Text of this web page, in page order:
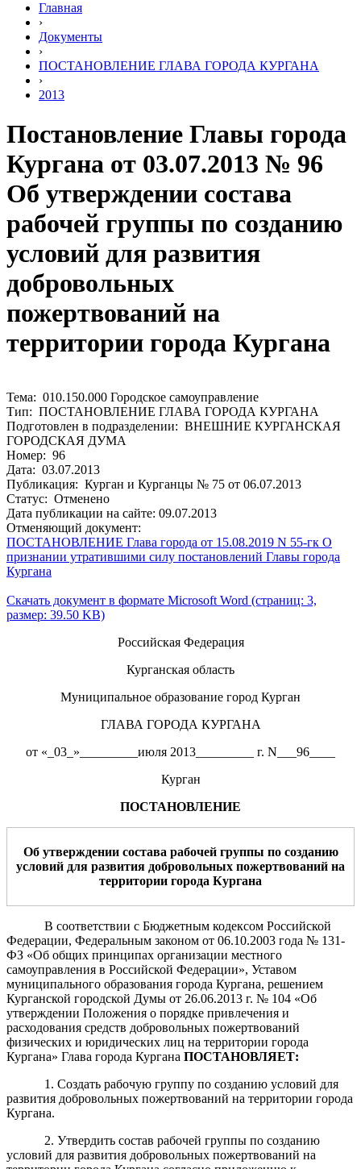
Главная
›
Документы
›
ПОСТАНОВЛЕНИЕ ГЛАВА ГОРОДА КУРГАНА
›
2013
Постановление Главы города
Кургана от 03.07.2013 № 96
Об утверждении состава
рабочей группы по созданию
условий для развития
добровольных
пожертвований на
территории города Кургана
Тема: 010.150.000 Городское самоуправление
Тип: ПОСТАНОВЛЕНИЕ ГЛАВА ГОРОДА КУРГАНА
Подготовлен в подразделении: ВНЕШНИЕ КУРГАНСКАЯ
ГОРОДСКАЯ ДУМА
Номер: 96
Дата: 03.07.2013
Публикация: Курган и Курганцы № 75 от 06.07.2013
Статус: Отменено
Дата публикации на сайте: 09.07.2013
Отменяющий документ:
ПОСТАНОВЛЕНИЕ Глава города от 15.08.2019 N 55-гк О
признании утратившими силу постановлений Главы города
Кургана
Скачать документ в формате Microsoft Word (страниц: 3,
размер: 39.50 KB)
Российская Федерация
Курганская область
Муниципальное образование город Курган
ГЛАВА ГОРОДА КУРГАНА
от «_03_»_________июля 2013_________ г. N___96____
Курган
ПОСТАНОВЛЕНИЕ
Об утверждении состава рабочей группы по созданию
условий для развития добровольных пожертвований на
территории города Кургана
В соответствии с Бюджетным кодексом Российской
Федерации, Федеральным законом от 06.10.2003 года № 131-
ФЗ «Об общих принципах организации местного
самоуправления в Российской Федерации», Уставом
муниципального образования города Кургана, решением
Курганской городской Думы от 26.06.2013 г. № 104 «Об
утверждении Положения о порядке привлечения и
расходования средств добровольных пожертвований
физических и юридических лиц на территории города
Кургана» Глава города Кургана ПОСТАНОВЛЯЕТ:
1. Создать рабочую группу по созданию условий для
развития добровольных пожертвований на территории города
Кургана.
2. Утвердить состав рабочей группы по созданию
условий для развития добровольных пожертвований на